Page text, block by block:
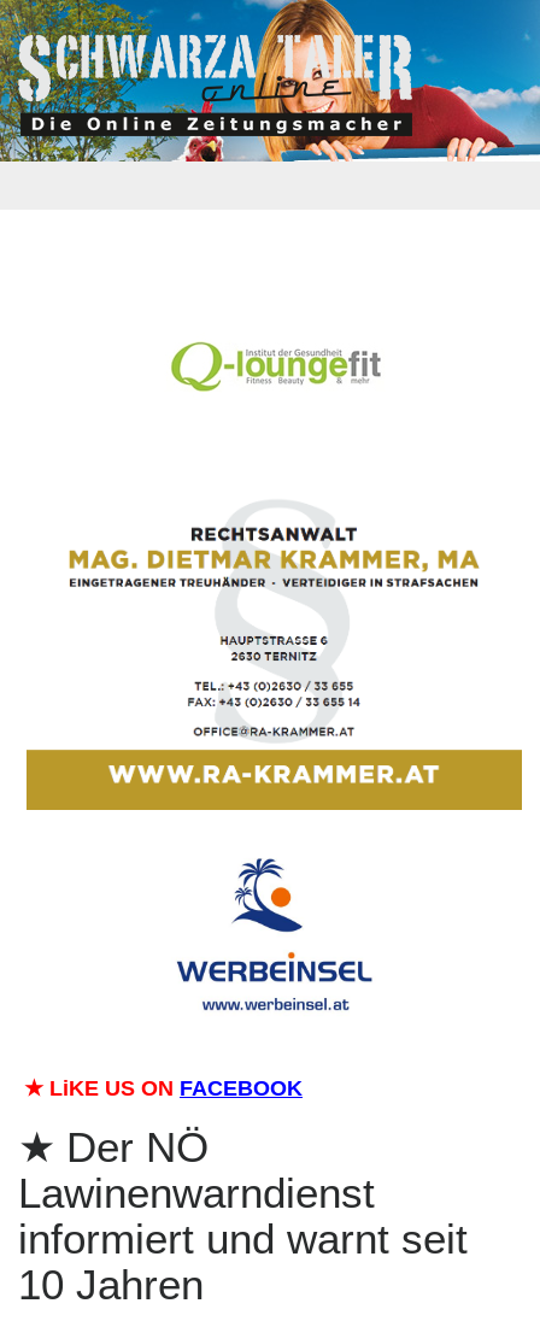
★ LiKE US ON FACEBOOK
Der NÖ
Lawinenwarndienst
informiert und warnt seit
10 Jahren